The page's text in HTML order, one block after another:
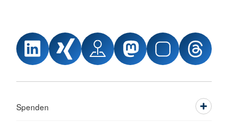
Spenden